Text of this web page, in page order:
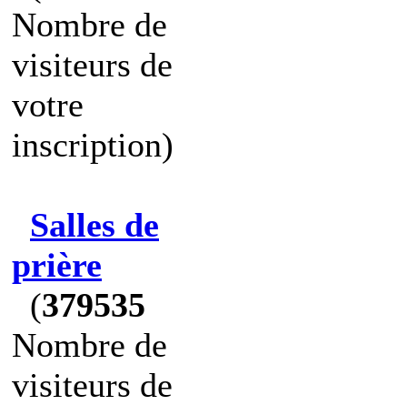
Nombre de
visiteurs de
votre
inscription)
Salles de
prière
(379535
Nombre de
visiteurs de